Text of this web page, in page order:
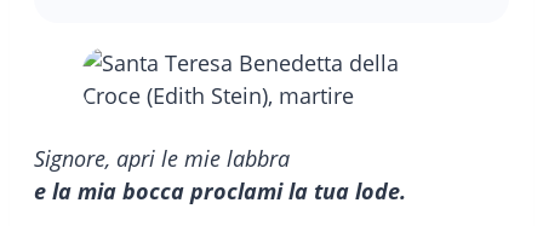
Signore, apri le mie labbra
e la mia bocca proclami la tua lode.